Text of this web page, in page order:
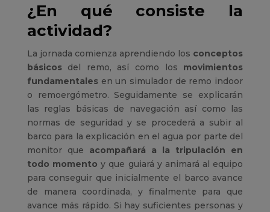
¿En qué consiste la
actividad?
La jornada comienza aprendiendo los conceptos
básicosdel remo, así como los movimientos
fundamentalesen un simulador de remo indoor
o remoergómetro. Seguidamente se explicarán
las reglas básicas de navegación así como las
normas de seguridad y se procederá a subir al
barco para la explicación en el agua por parte del
monitor que acompañará a la tripulación en
todo momento y que guiará y animará al equipo
para conseguir que inicialmente el barco avance
de manera coordinada, y finalmente para que
avance más rápido. Si hay suficientes personas y